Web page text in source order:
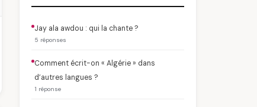
Jay ala awdou : qui la chante ?
5 réponses
Comment écrit-on « Algérie » dans
d’autres langues ?
1 réponse